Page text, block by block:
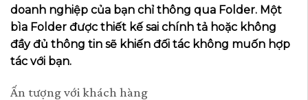
doanh nghiệp của bạn chỉ thông qua Folder. Một
bìa Folder được thiết kế sai chính tả hoặc không
đầy đủ thông tin sẽ khiến đối tác không muốn hợp
tác với bạn.
Ấn tượng với khách hàng